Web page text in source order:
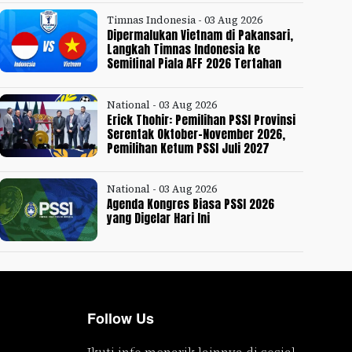
Timnas Indonesia - 03 Aug 2026
Dipermalukan Vietnam di Pakansari,
Langkah Timnas Indonesia ke
Semifinal Piala AFF 2026 Tertahan
National - 03 Aug 2026
Erick Thohir: Pemilihan PSSI Provinsi
Serentak Oktober-November 2026,
Pemilihan Ketum PSSI Juli 2027
National - 03 Aug 2026
Agenda Kongres Biasa PSSI 2026
yang Digelar Hari Ini
Follow Us